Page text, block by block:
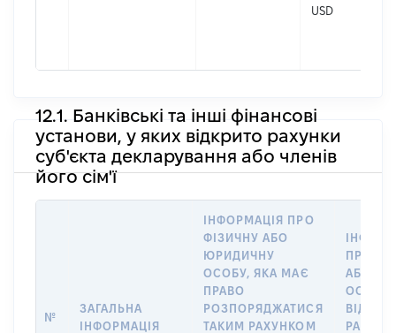
USD
12.1. Банківські та інші фінансові
установи, у яких відкрито рахунки
суб'єкта декларування або членів
його сім'ї
№
ЗАГАЛЬНА
ІНФОРМАЦІЯ
ІНФОРМАЦІЯ ПРО
ФІЗИЧНУ АБО
ЮРИДИЧНУ
ОСОБУ, ЯКА МАЄ
ПРАВО
РОЗПОРЯДЖАТИСЯ
ТАКИМ РАХУНКОМ
ПРО
АБО
ОСОБУ,